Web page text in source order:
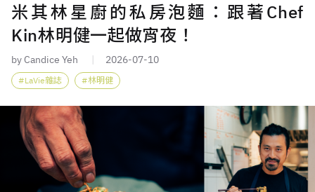
米其林星廚的私房泡麵：跟著Chef
Kin林明健一起做宵夜！
by Candice Yeh 2026-07-10
LaVie雜誌 林明健